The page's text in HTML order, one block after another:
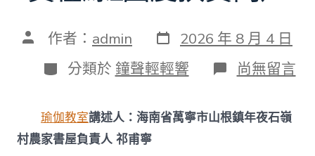
文 作者： admin 發
表
日
期
2026 年 8 月 4 日
分
類
分類於 鐘聲輕輕響 在
〈在
園
擁
尚無留言
瑜伽教室講述人：海南省萬寧市山根鎮年夜石嶺
村農家書屋負責人 祁甫寧